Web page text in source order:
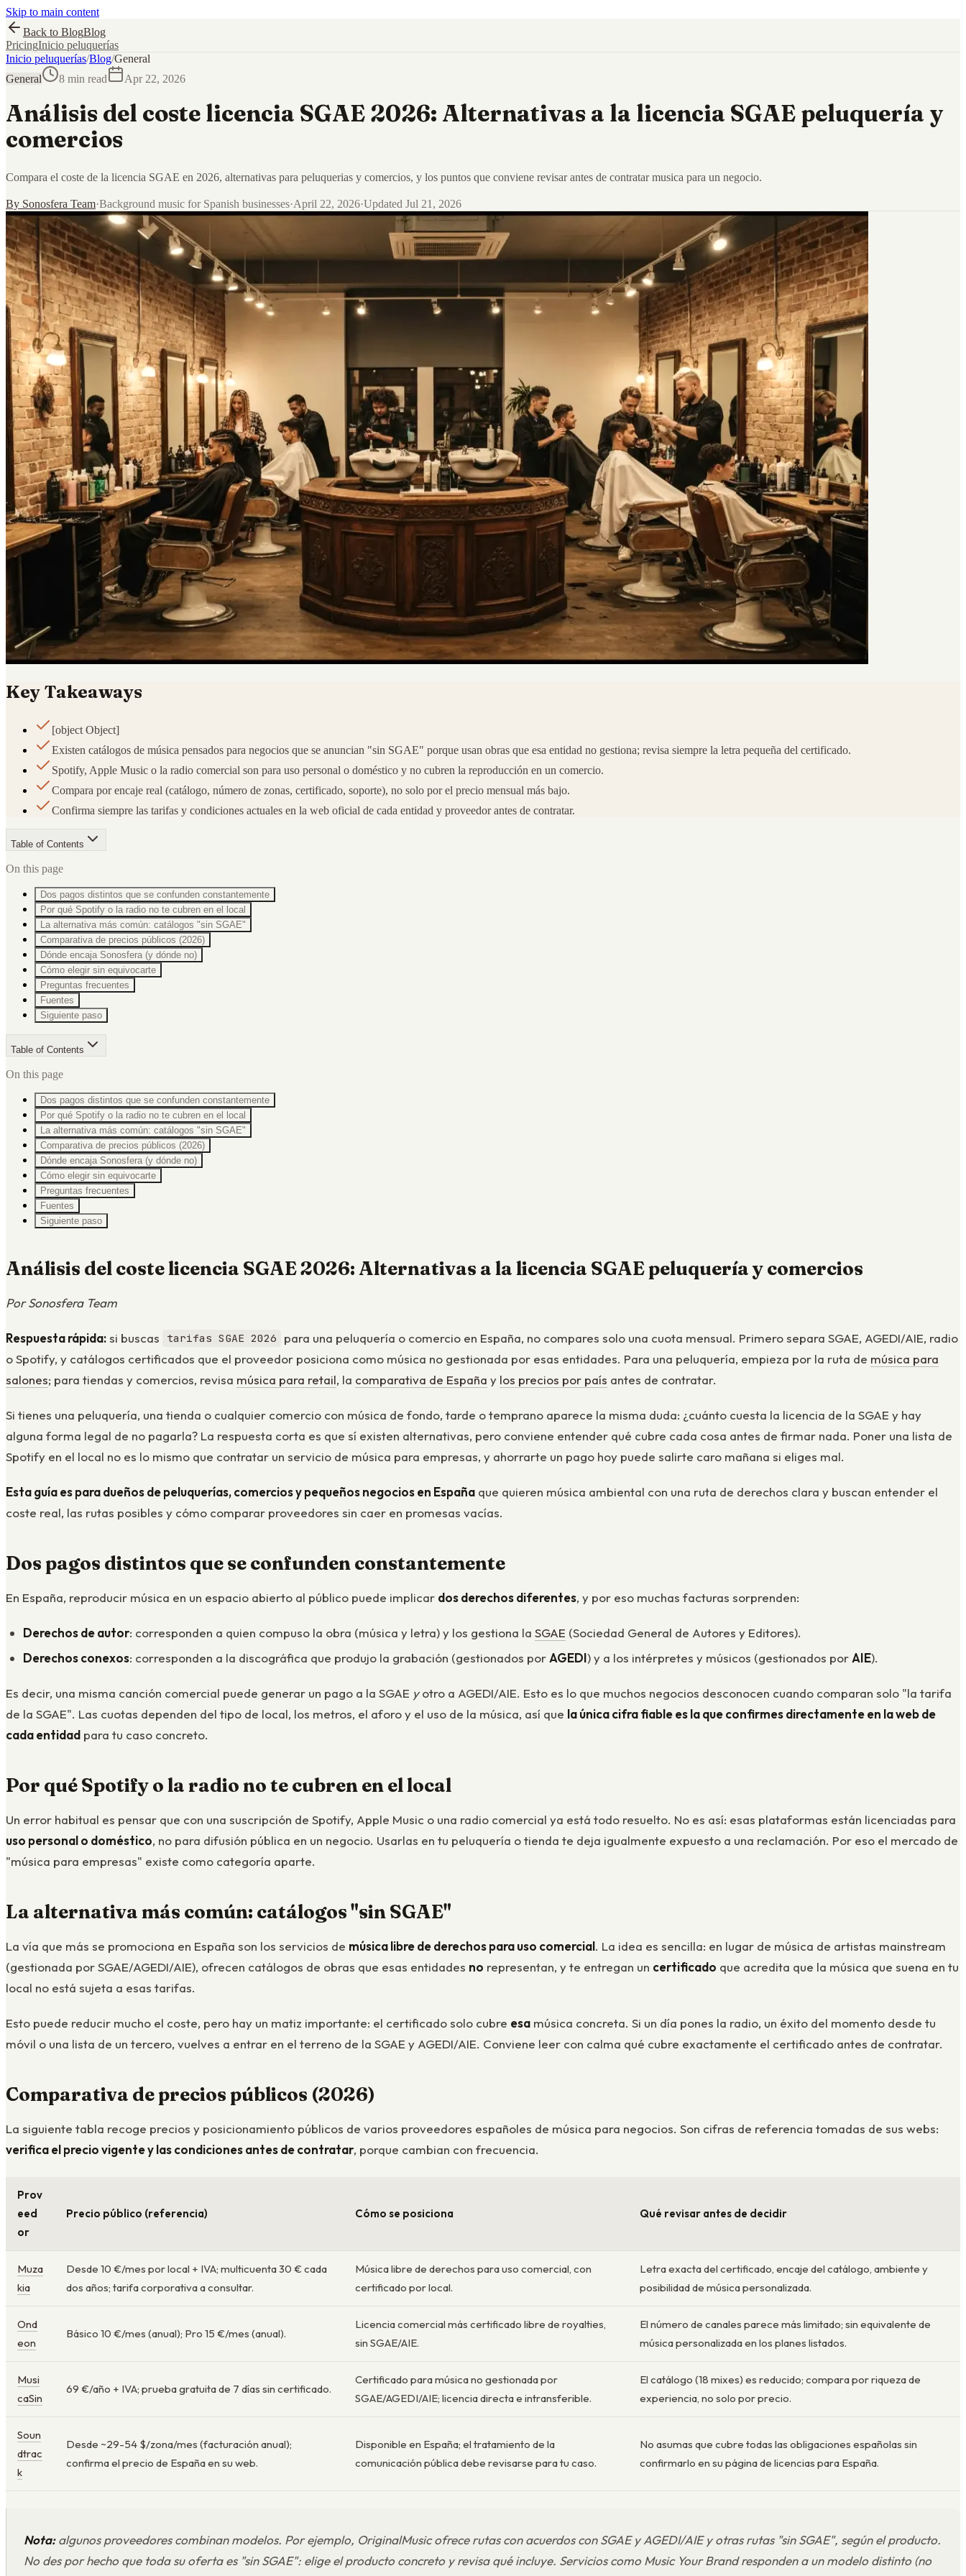
Skip to main content
Back to BlogBlog
PricingInicio peluquerías
Inicio peluquerías/Blog/General
General
8 min read Apr 22, 2026
Análisis del coste licencia SGAE 2026: Alternativas a la licencia SGAE peluquería y
comercios
Compara el coste de la licencia SGAE en 2026, alternativas para peluquerias y comercios, y los puntos que conviene revisar antes de contratar musica para un negocio.
By Sonosfera Team·Background music for Spanish businesses·April 22, 2026·Updated Jul 21, 2026
Key Takeaways
[object Object]
Existen catálogos de música pensados para negocios que se anuncian "sin SGAE" porque usan obras que esa entidad no gestiona; revisa siempre la letra pequeña del certificado.
Spotify, Apple Music o la radio comercial son para uso personal o doméstico y no cubren la reproducción en un comercio.
Compara por encaje real (catálogo, número de zonas, certificado, soporte), no solo por el precio mensual más bajo.
Confirma siempre las tarifas y condiciones actuales en la web oficial de cada entidad y proveedor antes de contratar.
Table of Contents
On this page
Dos pagos distintos que se confunden constantemente
Por qué Spotify o la radio no te cubren en el local
La alternativa más común: catálogos "sin SGAE"
Comparativa de precios públicos (2026)
Dónde encaja Sonosfera (y dónde no)
Cómo elegir sin equivocarte
Preguntas frecuentes
Fuentes
Siguiente paso
Table of Contents
On this page
Dos pagos distintos que se confunden constantemente
Por qué Spotify o la radio no te cubren en el local
La alternativa más común: catálogos "sin SGAE"
Comparativa de precios públicos (2026)
Dónde encaja Sonosfera (y dónde no)
Cómo elegir sin equivocarte
Preguntas frecuentes
Fuentes
Siguiente paso
Análisis del coste licencia SGAE 2026: Alternativas a la licencia SGAE peluquería y comercios
Por Sonosfera Team
Respuesta rápida:si buscas tarifas SGAE 2026
para una peluquería o comercio en España, no compares solo una cuota mensual. Primero separa SGAE, AGEDI/AIE, radio
o Spotify, y catálogos certificados que el proveedor posiciona como música no gestionada por esas entidades. Para una peluquería, empieza por la ruta de música para
salones; para tiendas y comercios, revisa música para retail, la comparativa de España y los precios por país antes de contratar.
Si tienes una peluquería, una tienda o cualquier comercio con música de fondo, tarde o temprano aparece la misma duda: ¿cuánto cuesta la licencia de la SGAE y hay
alguna forma legal de no pagarla? La respuesta corta es que sí existen alternativas, pero conviene entender qué cubre cada cosa antes de firmar nada. Poner una lista de
Spotify en el local no es lo mismo que contratar un servicio de música para empresas, y ahorrarte un pago hoy puede salirte caro mañana si eliges mal.
Esta guía es para dueños de peluquerías, comercios y pequeños negocios en España que quieren música ambiental con una ruta de derechos clara y buscan entender el
coste real, las rutas posibles y cómo comparar proveedores sin caer en promesas vacías.
Dos pagos distintos que se confunden constantemente
En España, reproducir música en un espacio abierto al público puede implicar dos derechos diferentes, y por eso muchas facturas sorprenden:
Derechos de autor: corresponden a quien compuso la obra (música y letra) y los gestiona la SGAE (Sociedad General de Autores y Editores).
Derechos conexos: corresponden a la discográfica que produjo la grabación (gestionados por AGEDI) y a los intérpretes y músicos (gestionados por AIE).
Es decir, una misma canción comercial puede generar un pago a la SGAE yotro a AGEDI/AIE. Esto es lo que muchos negocios desconocen cuando comparan solo "la tarifa
de la SGAE". Las cuotas dependen del tipo de local, los metros, el aforo y el uso de la música, así que la única cifra fiable es la que confirmes directamente en la web de
cada entidad para tu caso concreto.
Por qué Spotify o la radio no te cubren en el local
Un error habitual es pensar que con una suscripción de Spotify, Apple Music o una radio comercial ya está todo resuelto. No es así: esas plataformas están licenciadas para
uso personal o doméstico, no para difusión pública en un negocio. Usarlas en tu peluquería o tienda te deja igualmente expuesto a una reclamación. Por eso el mercado de
"música para empresas" existe como categoría aparte.
La alternativa más común: catálogos "sin SGAE"
La vía que más se promociona en España son los servicios de música libre de derechos para uso comercial. La idea es sencilla: en lugar de música de artistas mainstream
(gestionada por SGAE/AGEDI/AIE), ofrecen catálogos de obras que esas entidades no representan, y te entregan un certificado que acredita que la música que suena en tu
local no está sujeta a esas tarifas.
Esto puede reducir mucho el coste, pero hay un matiz importante: el certificado solo cubre esa música concreta. Si un día pones la radio, un éxito del momento desde tu
móvil o una lista de un tercero, vuelves a entrar en el terreno de la SGAE y AGEDI/AIE. Conviene leer con calma qué cubre exactamente el certificado antes de contratar.
Comparativa de precios públicos (2026)
La siguiente tabla recoge precios y posicionamiento públicos de varios proveedores españoles de música para negocios. Son cifras de referencia tomadas de sus webs:
verifica el precio vigente y las condiciones antes de contratar, porque cambian con frecuencia.
Prov
eed
or
Precio público (referencia) Cómo se posiciona Qué revisar antes de decidir
Muza
kia
Desde 10 €/mes por local + IVA; multicuenta 30 € cada
dos años; tarifa corporativa a consultar.
Música libre de derechos para uso comercial, con
certificado por local.
Letra exacta del certificado, encaje del catálogo, ambiente y
posibilidad de música personalizada.
Ond
eon
Básico 10 €/mes (anual); Pro 15 €/mes (anual).
Licencia comercial más certificado libre de royalties,
sin SGAE/AIE.
El número de canales parece más limitado; sin equivalente de
música personalizada en los planes listados.
Musi
caSin
69 €/año + IVA; prueba gratuita de 7 días sin certificado.
Certificado para música no gestionada por
SGAE/AGEDI/AIE; licencia directa e intransferible.
El catálogo (18 mixes) es reducido; compara por riqueza de
experiencia, no solo por precio.
Soun
dtrac
k
Desde ~29-54 $/zona/mes (facturación anual);
confirma el precio de España en su web.
Disponible en España; el tratamiento de la
comunicación pública debe revisarse para tu caso.
No asumas que cubre todas las obligaciones españolas sin
confirmarlo en su página de licencias para España.
Nota:algunos proveedores combinan modelos. Por ejemplo, OriginalMusic ofrece rutas con acuerdos con SGAE y AGEDI/AIEyotras rutas "sin SGAE", según el producto.
No des por hecho que toda su oferta es "sin SGAE": elige el producto concreto y revisa qué incluye. Servicios como Music Your Brand responden a un modelo distinto (no